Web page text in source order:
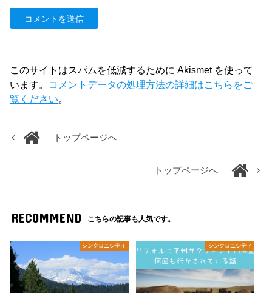
このサイトはスパムを低減するために Akismet を使って
います。 コメントデータの処理方法の詳細はこちらをご
覧ください
トップページへ
トップページへ
RECOMMEND こちらの記事も人気です。
シンクロニシティ シンクロニシティ